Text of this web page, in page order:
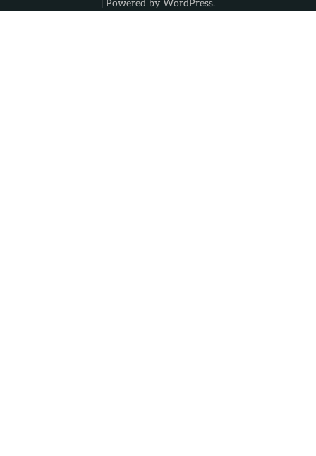
| Powered by WordPress.